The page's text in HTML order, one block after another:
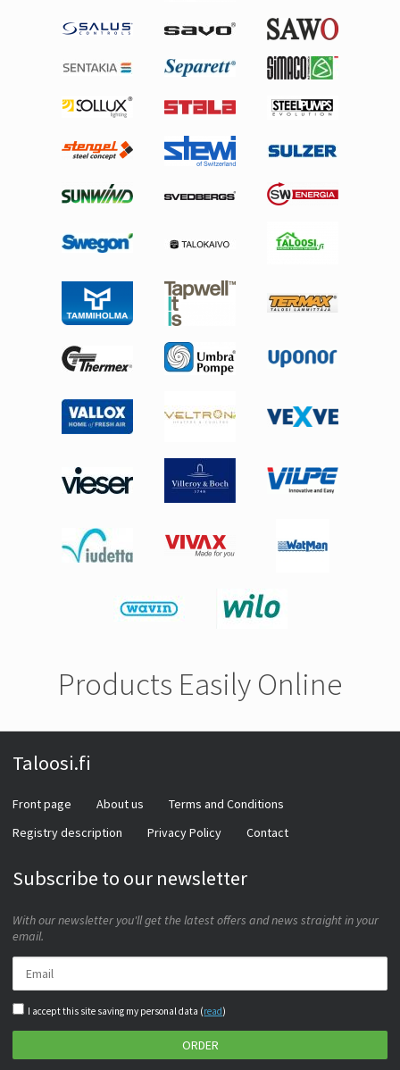
Products Easily Online
Taloosi.fi
Front page About us
Terms and Conditions
Registry description
Privacy Policy Contact
Subscribe to our newsletter
With our newsletter you'll get the latest offers and news straight in your
email.
I accept this site saving my personal data (read)
ORDER